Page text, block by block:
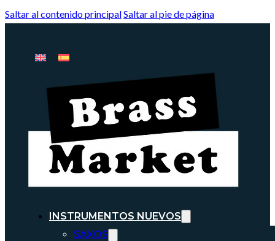
Saltar al contenido principalSaltar al pie de página
INSTRUMENTOS NUEVOS
SAXOS